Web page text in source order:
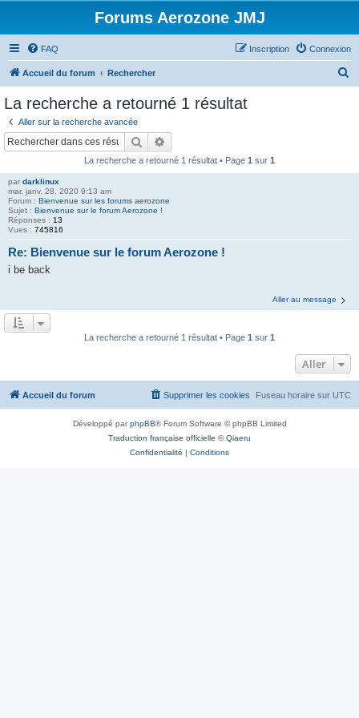
Forums Aerozone JMJ
FAQ Connexion
Inscription
Accueil du forum Rechercher
La recherche a retourné 1 résultat
Aller sur la recherche avancée
Rechercher
La recherche a retourné 1 résultat • Page 1 sur 1
par darklinux
mar. janv. 28, 2020 9:13 am
Forum : Bienvenue sur les forums aerozone
Sujet : Bienvenue sur le forum Aerozone !
Réponses : 13
Vues : 745816
Re: Bienvenue sur le forum Aerozone !
i be back
Aller au message
La recherche a retourné 1 résultat • Page 1 sur 1
Aller
Accueil du forum Fuseau horaire sur UTC
Supprimer les cookies
Développé parphpBB® Forum Software © phpBB Limited
Traduction française officielle ©Qiaeru
Confidentialité | Conditions